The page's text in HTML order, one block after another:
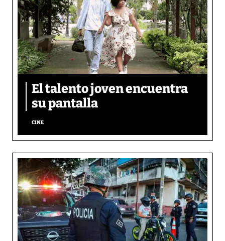
El talento joven encuentra
su pantalla​
CINE